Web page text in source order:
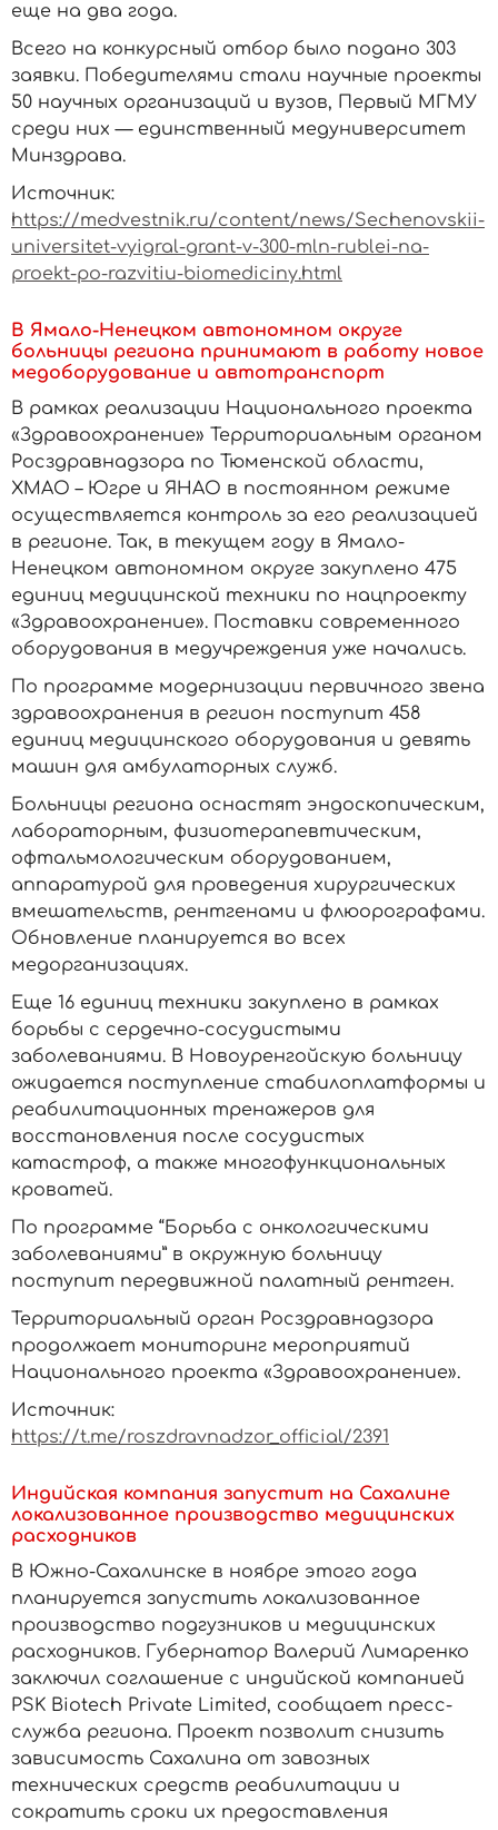
еще на два года.
Всего на конкурсный отбор было подано 303
заявки. Победителями стали научные проекты
50 научных организаций и вузов, Первый МГМУ
среди них — единственный медуниверситет
Минздрава.
Источник:
https://medvestnik.ru/content/news/Sechenovskii-
universitet-vyigral-grant-v-300-mln-rublei-na-
proekt-po-razvitiu-biomediciny.html
В Ямало-Ненецком автономном округе
больницы региона принимают в работу новое
медоборудование и автотранспорт
В рамках реализации Национального проекта
«Здравоохранение» Территориальным органом
Росздравнадзора по Тюменской области,
ХМАО – Югре и ЯНАО в постоянном режиме
осуществляется контроль за его реализацией
в регионе. Так, в текущем году в Ямало-
Ненецком автономном округе закуплено 475
единиц медицинской техники по нацпроекту
«Здравоохранение». Поставки современного
оборудования в медучреждения уже начались.
По программе модернизации первичного звена
здравоохранения в регион поступит 458
единиц медицинского оборудования и девять
машин для амбулаторных служб.
Больницы региона оснастят эндоскопическим,
лабораторным, физиотерапевтическим,
офтальмологическим оборудованием,
аппаратурой для проведения хирургических
вмешательств, рентгенами и флюорографами.
Обновление планируется во всех
медорганизациях.
Еще 16 единиц техники закуплено в рамках
борьбы с сердечно-сосудистыми
заболеваниями. В Новоуренгойскую больницу
ожидается поступление стабилоплатформы и
реабилитационных тренажеров для
восстановления после сосудистых
катастроф, а также многофункциональных
кроватей.
По программе “Борьба с онкологическими
заболеваниями” в окружную больницу
поступит передвижной палатный рентген.
Территориальный орган Росздравнадзора
продолжает мониторинг мероприятий
Национального проекта «Здравоохранение».
Источник:
https://t.me/roszdravnadzor_official/2391
Индийская компания запустит на Сахалине
локализованное производство медицинских
расходников
В Южно-Сахалинске в ноябре этого года
планируется запустить локализованное
производство подгузников и медицинских
расходников. Губернатор Валерий Лимаренко
заключил соглашение с индийской компанией
PSK Biotech Private Limited, сообщает пресс-
служба региона. Проект позволит снизить
зависимость Сахалина от завозных
технических средств реабилитации и
сократить сроки их предоставления